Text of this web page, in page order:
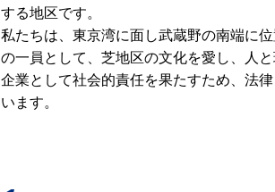
する地区です。
私たちは、東京湾に面し武蔵野の南端に
の一員として、芝地区の文化を愛し、人
企業として社会的責任を果たすため、法
います。